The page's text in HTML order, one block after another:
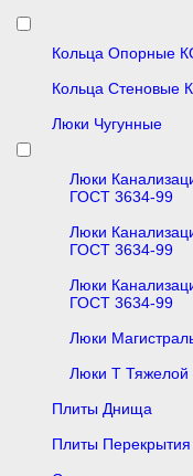
Кольца Опорные
Кольца Стеновые
Люки Чугунные
Люки
ГОСТ 3634-99
Люки
ГОСТ 3634-99
Люки
ГОСТ 3634-99
Люки
Люки Т Тяжелой
Плиты Днища
Плиты